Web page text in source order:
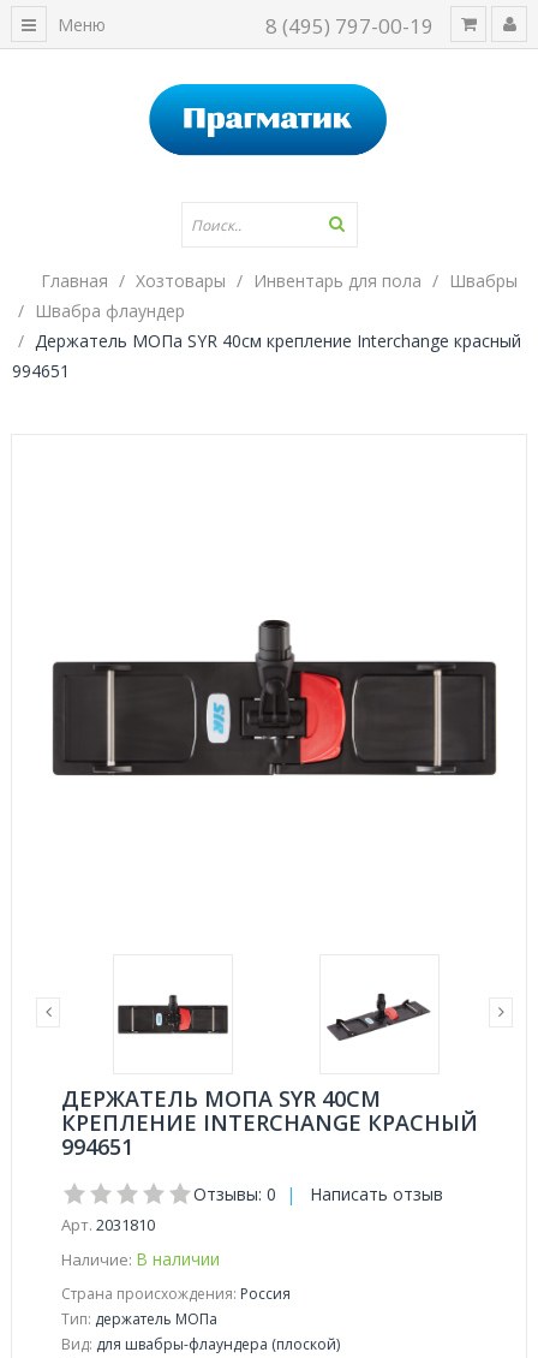
8 (495) 797-00-19
Меню
Главная Хозтовары Инвентарь для пола
Швабры
Швабра флаундер
Держатель МОПа SYR 40см крепление Interchange красный
994651
ДЕРЖАТЕЛЬ МОПА SYR 40СМ
КРЕПЛЕНИЕ INTERCHANGE КРАСНЫЙ
994651
Отзывы: 0 | Написать отзыв
Арт. 2031810
Наличие: В наличии
Страна происхождения: Россия
Тип: держатель МОПа
Вид: для швабры-флаундера (плоской)